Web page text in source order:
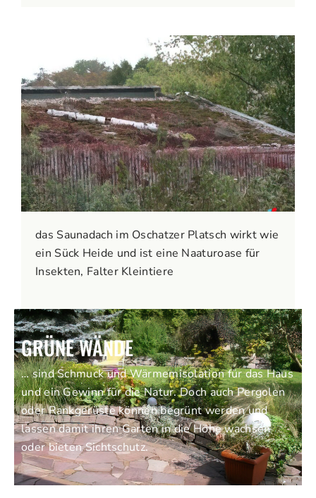
das Saunadach im Oschatzer Platsch wirkt wie
ein Sück Heide und ist eine Naaturoase für
Insekten, Falter Kleintiere
GRÜNE WÄNDE
… sind Schmuck und Wärmemisolation für das Haus
und ein Gewinn für die Natur. Doch auch Pergolen
oder Rankgerüste können begrünt werden und
lassen damit ihren Garten in die Höhe wachsen
oder bieten Sichtschutz.